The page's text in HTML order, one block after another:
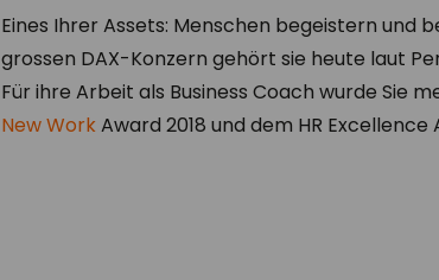
Eines Ihrer Assets: Menschen begeistern und
grossen DAX-Konzern gehört sie heute laut
Für ihre Arbeit als Business Coach wurde Sie
New WorkAward 2018 und dem HR Excellence